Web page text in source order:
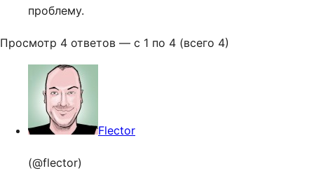
проблему.
Просмотр 4 ответов — с 1 по 4 (всего 4)
Flector
(@flector)